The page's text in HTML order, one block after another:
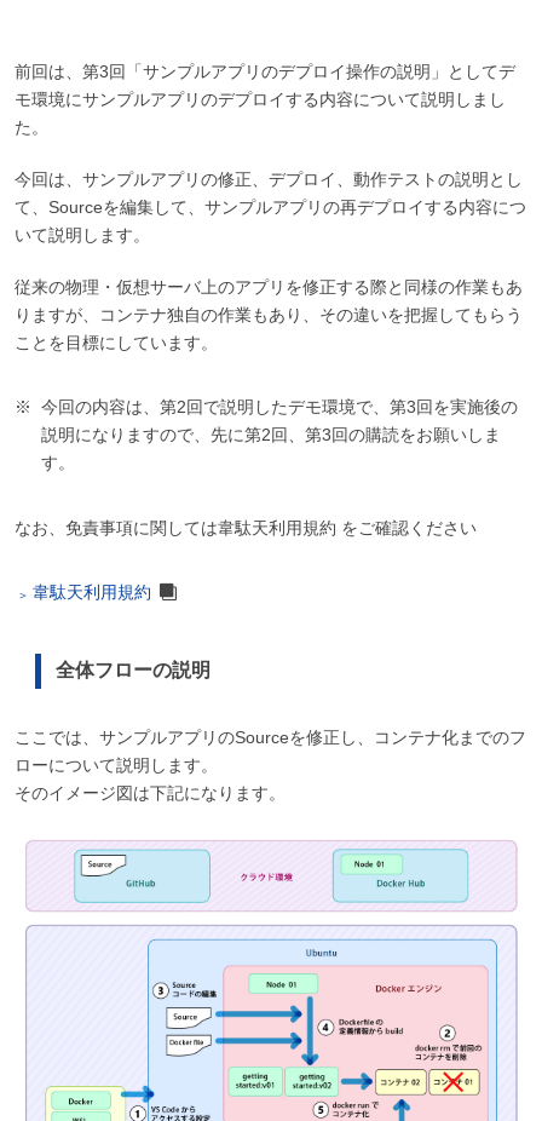
前回は、第3回「サンプルアプリのデプロイ操作の説明」としてデ
モ環境にサンプルアプリのデプロイする内容について説明しまし
た。
今回は、サンプルアプリの修正、デプロイ、動作テストの説明とし
て、Sourceを編集して、サンプルアプリの再デプロイする内容につ
いて説明します。
従来の物理・仮想サーバ上のアプリを修正する際と同様の作業もあ
りますが、コンテナ独自の作業もあり、その違いを把握してもらう
ことを目標にしています。
今回の内容は、第2回で説明したデモ環境で、第3回を実施後の
説明になりますので、先に第2回、第3回の購読をお願いしま
す。
なお、免責事項に関しては韋駄天利用規約 をご確認ください
韋駄天利用規約
全体フローの説明
ここでは、サンプルアプリのSourceを修正し、コンテナ化までのフ
ローについて説明します。
そのイメージ図は下記になります。